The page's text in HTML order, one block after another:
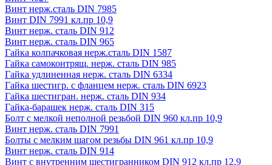
Винт нерж.сталь DIN 7985
Винт DIN 7991 кл.пр 10,9
Винт нерж. сталь DIN 912
Винт нерж. сталь DIN 965
Гайка колпачковая нерж.сталь DIN 1587
Гайка самоконтрящ. нерж. сталь DIN 985
Гайка удлиненная нерж. сталь DIN 6334
Гайка шестигр. с фланцем нерж. сталь DIN 6923
Гайка шестигран. нерж. сталь DIN 934
Гайка-барашек нерж. сталь DIN 315
Болт с мелкой неполной резьбой DIN 960 кл.пр 10,9
Винт нерж. сталь DIN 7991
Болты с мелким шагом резьбы DIN 961 кл.пр 10,9
Винт нерж. сталь DIN 914
Винт с внутренним шестигранником DIN 912 кл.пр 12,9